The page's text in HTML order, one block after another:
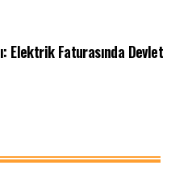
Elektrik Faturasında Devlet